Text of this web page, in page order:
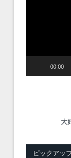
00:00
大
ピックアッ